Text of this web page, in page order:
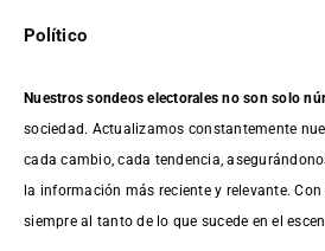
Político
Nuestros sondeos electorales no son solo
sociedad. Actualizamos constantemente
cada cambio, cada tendencia,
la información más reciente y relevante.
siempre al tanto de lo que sucede en el